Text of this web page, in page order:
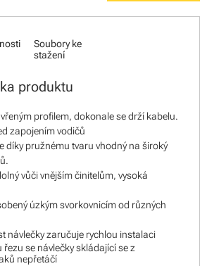
Soubory ke
stažení
produktu
profilem, dokonale se drží kabelu.
zapojením vodičů
díky pružnému tvaru vhodný na široký
vůči vnějším činitelům, vysoká
úzkým svorkovnicím od různých
návlečky zaručuje rychlou instalaci
řezu se návlečky skládající se z
nepřetáčí